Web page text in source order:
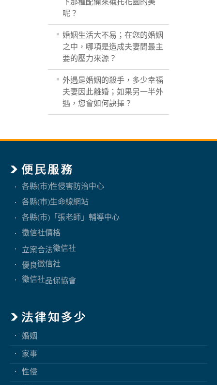
下那種配備來襯托花園的美
呢？
婚姻生活大不易；在您的婚姻
之中，哪項是造成夫妻間最主
要的壓力來源？
外遇是婚姻的殺手，多少幸福
夫妻因此離婚；如果另一半外
遇，您會如何訣擇？
各縣(市)性侵害防治中心
各縣(市)生命線網站
各縣(市)「張老師」輔導中心
徵信社價格
立案合法徵信社
優良徵信社
徵信社品保協會
婚姻
家事
性侵